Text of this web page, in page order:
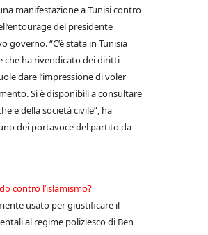
manifestazione a Tunisi contro
del presidente
governo. “C’è stata in Tunisia
che ha rivendicato dei diritti
dare l’impressione di voler
Si è disponibili a consultare
e della società civile”, ha
dei portavoce del partito da
contro l’islamismo?
usato per giustificare il
al regime poliziesco di Ben